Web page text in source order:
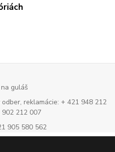
guláš
reklamácie: + 421 948 212
902 212 007
905 580 562